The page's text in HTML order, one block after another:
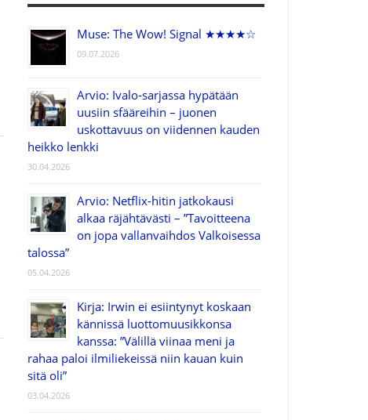
Muse: The Wow! Signal ★★★★☆
09.07.2026
Arvio: Ivalo-sarjassa hypätään
uusiin sfääreihin – juonen
uskottavuus on viidennen kauden
heikko lenkki
30.04.2026
Arvio: Netflix-hitin jatkokausi
alkaa räjähtävästi – ”Tavoitteena
on jopa vallanvaihdos Valkoisessa
talossa”
05.04.2026
Kirja: Irwin ei esiintynyt koskaan
kännissä luottomuusikkonsa
kanssa: ”Välillä viinaa meni ja
rahaa paloi ilmiliekeissä niin kauan kuin
sitä oli”
03.04.2026